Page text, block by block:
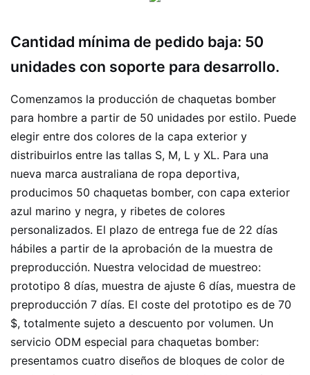
Cantidad mínima de pedido baja: 50
unidades con soporte para desarrollo.
Comenzamos la producción de chaquetas bomber
para hombre a partir de 50 unidades por estilo. Puede
elegir entre dos colores de la capa exterior y
distribuirlos entre las tallas S, M, L y XL. Para una
nueva marca australiana de ropa deportiva,
producimos 50 chaquetas bomber, con capa exterior
azul marino y negra, y ribetes de colores
personalizados. El plazo de entrega fue de 22 días
hábiles a partir de la aprobación de la muestra de
preproducción. Nuestra velocidad de muestreo:
prototipo 8 días, muestra de ajuste 6 días, muestra de
preproducción 7 días. El coste del prototipo es de 70
$, totalmente sujeto a descuento por volumen. Un
servicio ODM especial para chaquetas bomber:
presentamos cuatro diseños de bloques de color de